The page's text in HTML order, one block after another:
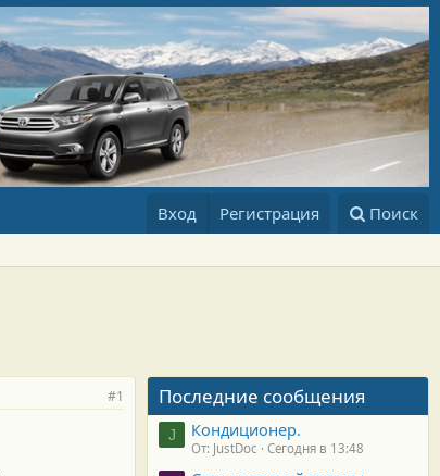
Вход Регистрация Поиск
#1 Последние сообщения
J Кондиционер.
От: JustDoc Сегодня в 13:48